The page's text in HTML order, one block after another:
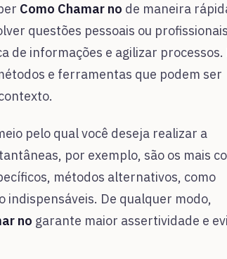
Como Chamar no de maneira
questões pessoais ou
de informações e agilizar processos.
e ferramentas que podem ser
pelo qual você deseja realizar a
por exemplo, são os mais
métodos alternativos, como
indispensáveis. De qualquer modo,
no garante maior assertividade e